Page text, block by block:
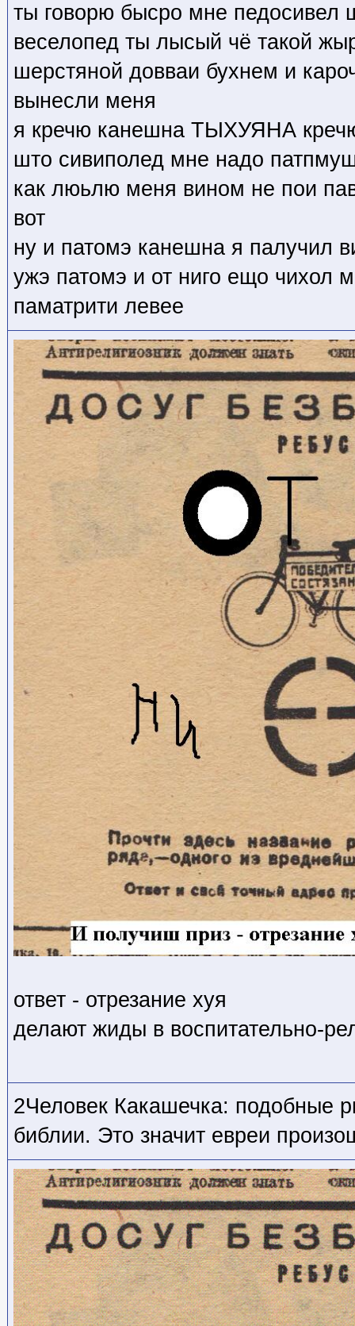
ты говорю бысро мне педосивел
веселопед ты лысый чё такой
шерстяной довваи бухнем и
вынесли меня
я кречю канешна ТЫХУЯНА
што сивиполед мне надо
как люьлю меня вином не пои
вот
ну и патомэ канешна я палучил
ужэ патомэ и от ниго ещо чихол
паматрити левее
ответ - отрезание хуя
делают жиды в воспитательно-
2Человек Какашечка: подобные
библии. Это значит евреи